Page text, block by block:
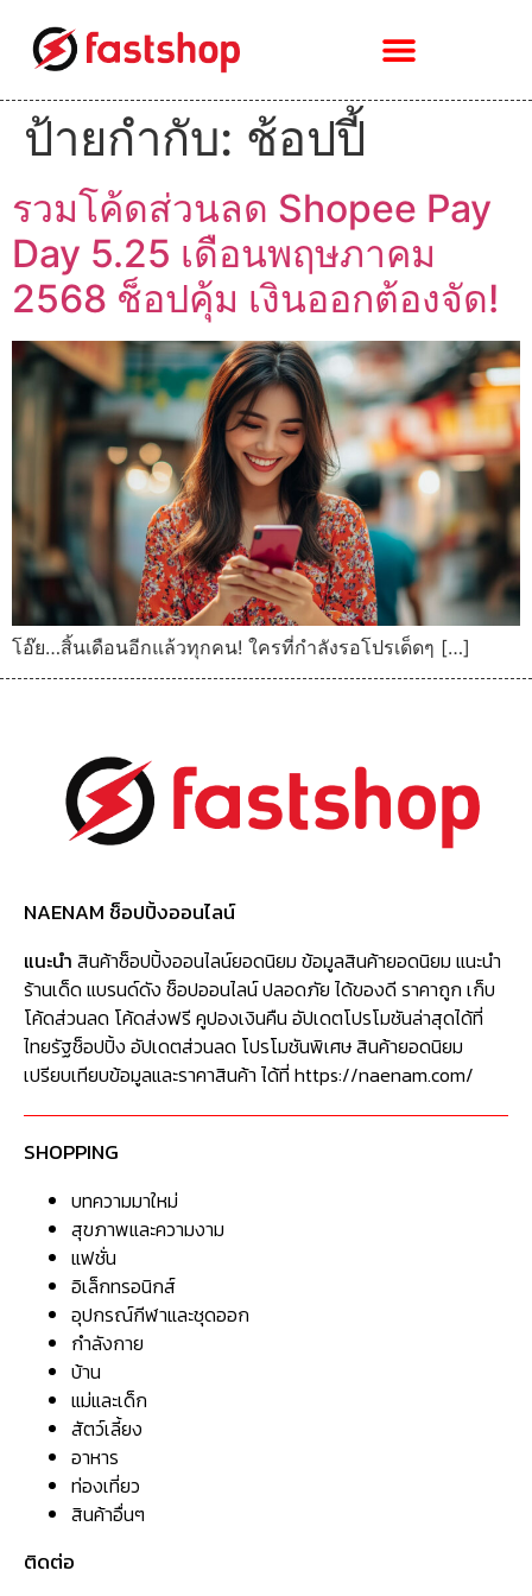
ป้ายกำกับ: ช้อปปี้
รวมโค้ดส่วนลด Shopee Pay
Day 5.25 เดือนพฤษภาคม
2568 ช็อปคุ้ม เงินออกต้องจัด!
โอ๊ย…สิ้นเดือนอีกแล้วทุกคน! ใครที่กำลังรอโปรเด็ดๆ […]
NAENAM ช็อปปิ้งออนไลน์
แนะนำ สินค้าช็อปปิ้งออนไลน์ยอดนิยม ข้อมูลสินค้ายอดนิยม แนะนำ
ร้านเด็ด แบรนด์ดัง ช็อปออนไลน์ ปลอดภัย ได้ของดี ราคาถูก เก็บ
โค้ดส่วนลด โค้ดส่งฟรี คูปองเงินคืน อัปเดตโปรโมชันล่าสุดได้ที่
ไทยรัฐช็อปปิ้ง อัปเดตส่วนลด โปรโมชันพิเศษ สินค้ายอดนิยม
เปรียบเทียบข้อมูลและราคาสินค้า ได้ที่ https://naenam.com/
SHOPPING
บทความมาใหม่
สุขภาพและความงาม
แฟชั่น
อิเล็กทรอนิกส์
อุปกรณ์กีฬาและชุดออก
กำลังกาย
บ้าน
แม่และเด็ก
สัตว์เลี้ยง
อาหาร
ท่องเที่ยว
สินค้าอื่นๆ
ติดต่อ